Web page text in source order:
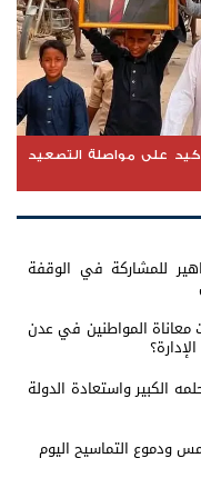
على مواصلة التصعيد
للمشاركة في الوقفة
معاناة المواطنين في عدن
الكبير واستعادة الدولة
ودموع التماسيح اليوم